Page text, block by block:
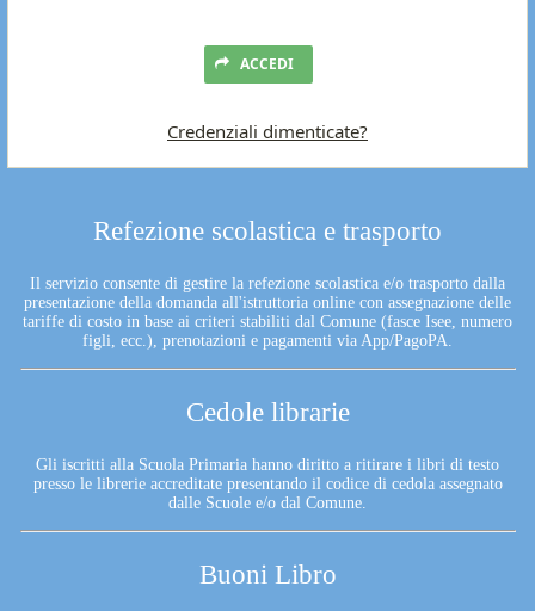
Refezione scolastica e trasporto
Il servizio consente di gestire la refezione scolastica e/o trasporto dalla
presentazione della domanda all'istruttoria online con assegnazione delle
tariffe di costo in base ai criteri stabiliti dal Comune (fasce Isee, numero
figli, ecc.), prenotazioni e pagamenti via App/PagoPA.
Cedole librarie
Gli iscritti alla Scuola Primaria hanno diritto a ritirare i libri di testo
presso le librerie accreditate presentando il codice di cedola assegnato
dalle Scuole e/o dal Comune.
Buoni Libro
ACCEDI
Credenziali dimenticate?